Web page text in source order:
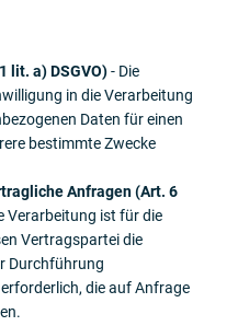
lit. a) DSGVO)- Die
in die Verarbeitung
Daten für einen
bestimmte Zwecke
Anfragen (Art. 6
Verarbeitung ist für die
Vertragspartei die
Durchführung
die auf Anfrage